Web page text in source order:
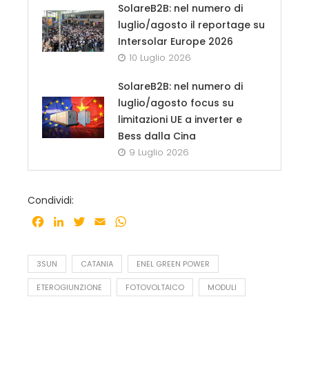
SolareB2B: nel numero di
luglio/agosto il reportage su
Intersolar Europe 2026
10 Luglio 2026
SolareB2B: nel numero di
luglio/agosto focus su
limitazioni UE a inverter e
Bess dalla Cina
9 Luglio 2026
Condividi:
Facebook
LinkedInTwitter
Email
3SUN CATANIA ENEL GREEN POWER
ETEROGIUNZIONE FOTOVOLTAICO MODULI